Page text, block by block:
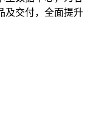
及交付，全面提升